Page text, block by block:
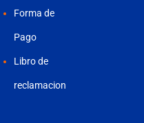
Forma de
Pago
Libro de
reclamacion